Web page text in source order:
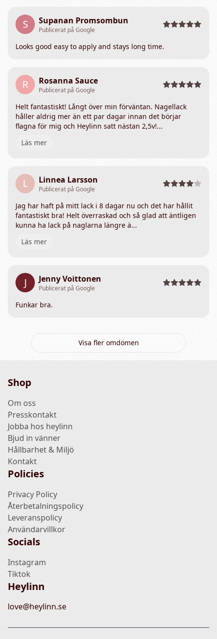
S Supanan Promsombun
Publicerat på Google
Looks good easy to apply and stays long time.
R Rosanna Sauce
Publicerat på Google
Helt fantastiskt! Långt över min förväntan. Nagellack
håller aldrig mer än ett par dagar innan det börjar
flagna för mig och Heylinn satt nästan 2,5v!...
Läs mer
L Linnea Larsson
Publicerat på Google
Jag har haft på mitt lack i 8 dagar nu och det har hållit
fantastiskt bra! Helt överraskad och så glad att äntligen
kunna ha lack på naglarna längre ä...
Läs mer
J Jenny Voittonen
Publicerat på Google
Funkar bra.
Visa fler omdömen
Shop
Om oss
Presskontakt
Jobba hos heylinn
Bjud in vänner
Hållbarhet & Miljö
Kontakt
Policies
Privacy Policy
Återbetalningspolicy
Leveranspolicy
Användarvillkor
Socials
Instagram
Tiktok
Heylinn
love@heylinn.se